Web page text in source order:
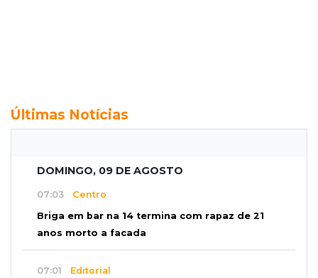
Últimas Notícias
DOMINGO, 09 DE AGOSTO
07:03 Centro
Briga em bar na 14 termina com rapaz de 21
anos morto a facada
07:01 Editorial